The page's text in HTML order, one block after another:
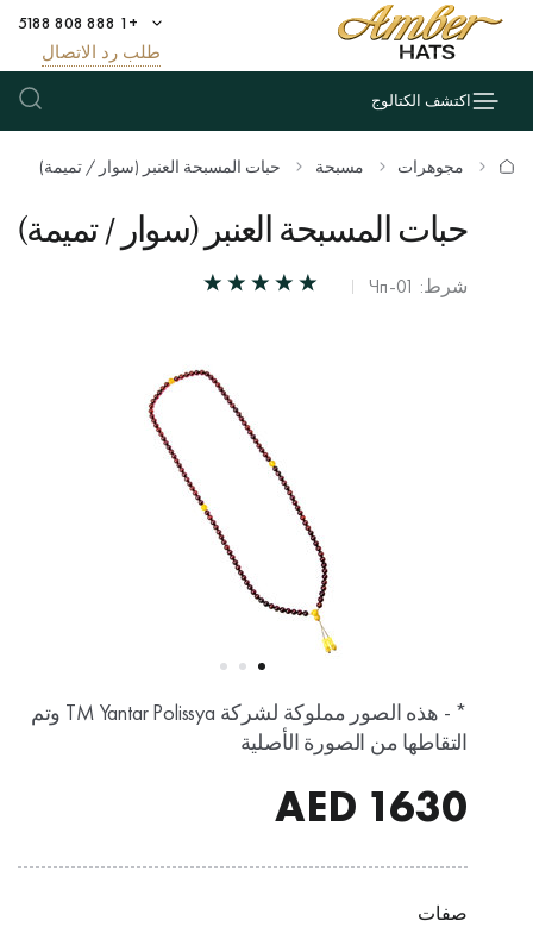
+1 888 808 5188
طلب رد الاتصال
اكتشف الكتالوج
مجوهرات مسبحة حبات المسبحة العنبر (سوار / تميمة)
حبات المسبحة العنبر (سوار / تميمة)
شرط: Чп-01
* - هذه الصور مملوكة لشركة TM Yantar Polissya وتم
التقاطها من الصورة الأصلية
1630
صفات